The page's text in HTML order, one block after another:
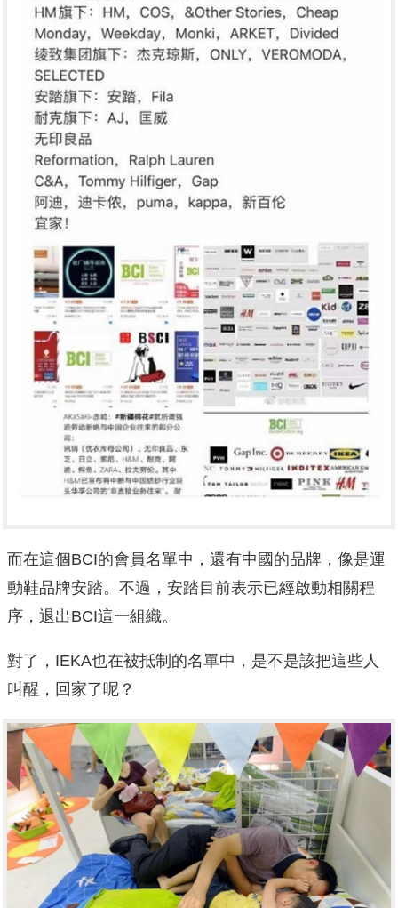
而在這個BCI的會員名單中，還有中國的品牌，像是運
動鞋品牌安踏。不過，安踏目前表示已經啟動相關程
序，退出BCI這一組織。
對了，IEKA也在被抵制的名單中，是不是該把這些人
叫醒，回家了呢？